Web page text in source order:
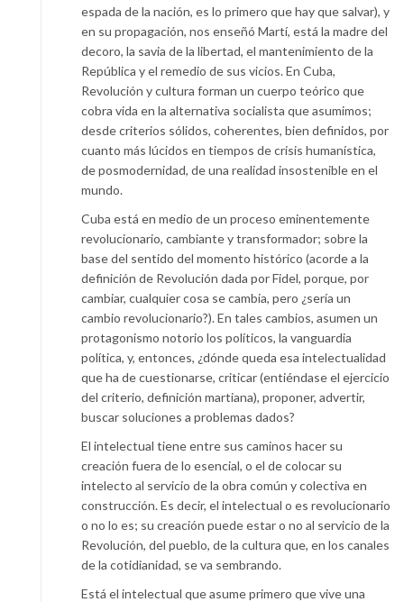
espada de la nación, es lo primero que hay que salvar), y
en su propagación, nos enseñó Martí, está la madre del
decoro, la savia de la libertad, el mantenimiento de la
República y el remedio de sus vicios. En Cuba,
Revolución y cultura forman un cuerpo teórico que
cobra vida en la alternativa socialista que asumimos;
desde criterios sólidos, coherentes, bien definidos, por
cuanto más lúcidos en tiempos de crisis humanística,
de posmodernidad, de una realidad insostenible en el
mundo.
Cuba está en medio de un proceso eminentemente
revolucionario, cambiante y transformador; sobre la
base del sentido del momento histórico (acorde a la
definición de Revolución dada por Fidel, porque, por
cambiar, cualquier cosa se cambia, pero ¿sería un
cambio revolucionario?). En tales cambios, asumen un
protagonismo notorio los políticos, la vanguardia
política, y, entonces, ¿dónde queda esa intelectualidad
que ha de cuestionarse, criticar (entiéndase el ejercicio
del criterio, definición martiana), proponer, advertir,
buscar soluciones a problemas dados?
El intelectual tiene entre sus caminos hacer su
creación fuera de lo esencial, o el de colocar su
intelecto al servicio de la obra común y colectiva en
construcción. Es decir, el intelectual o es revolucionario
o no lo es; su creación puede estar o no al servicio de la
Revolución, del pueblo, de la cultura que, en los canales
de la cotidianidad, se va sembrando.
Está el intelectual que asume primero que vive una